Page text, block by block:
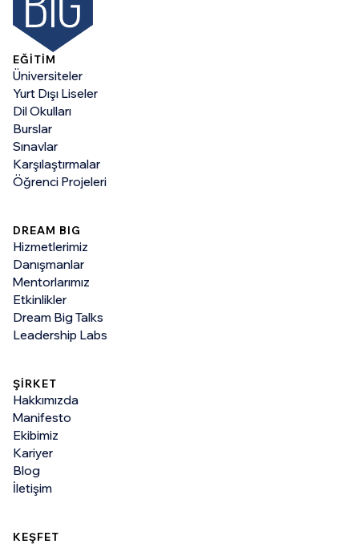
EĞİTİM
Üniversiteler
Yurt Dışı Liseler
Dil Okulları
Burslar
Sınavlar
Karşılaştırmalar
Öğrenci Projeleri
DREAM BIG
Hizmetlerimiz
Danışmanlar
Mentorlarımız
Etkinlikler
Dream Big Talks
Leadership Labs
ŞİRKET
Hakkımızda
Manifesto
Ekibimiz
Kariyer
Blog
İletişim
KEŞFET